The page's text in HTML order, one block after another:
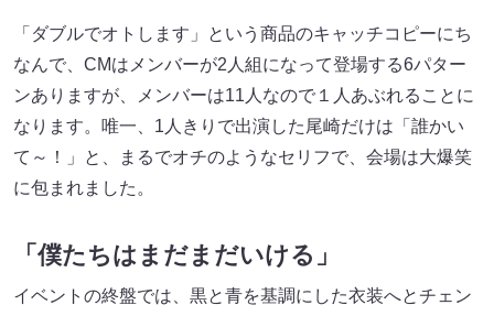
「ダブルでオトします」という商品のキャッチコピーにち
なんで、CMはメンバーが2人組になって登場する6パター
ンありますが、メンバーは11人なので１人あぶれることに
なります。唯一、1人きりで出演した尾崎だけは「誰かい
て～！」と、まるでオチのようなセリフで、会場は大爆笑
に包まれました。
「僕たちはまだまだいける」
イベントの終盤では、黒と青を基調にした衣装へとチェン